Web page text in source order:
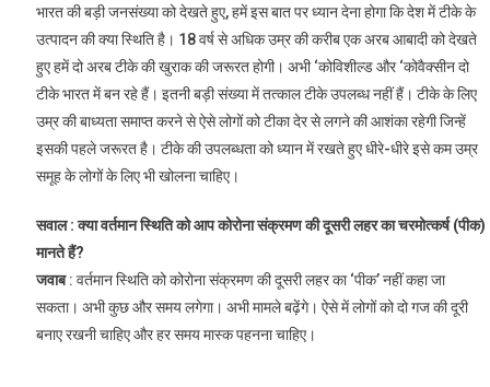
भारत की बड़ी जनसंख्या को देखते हुए, हमें इस बात पर ध्यान देना होगा कि देश में टीके के
उत्पादन की क्या स्थिति है। 18 वर्ष से अधिक उम्र की करीब एक अरब आबादी को देखते
हुए हमें दो अरब टीके की खुराक की जरूरत होगी। अभी ‘कोविशील्ड और ‘कोवैक्सीन दो
टीके भारत में बन रहे हैं। इतनी बड़ी संख्या में तत्काल टीके उपलब्ध नहीं हैं। टीके के लिए
उम्र की बाध्यता समाप्त करने से ऐसे लोगों को टीका देर से लगने की आशंका रहेगी जिन्हें
इसकी पहले जरूरत है। टीके की उपलब्धता को ध्यान में रखते हुए धीरे-धीरे इसे कम उम्र
समूह के लोगों के लिए भी खोलना चाहिए।
सवाल : क्या वर्तमान स्थिति को आप कोरोना संक्रमण की दूसरी लहर का चरमोत्कर्ष (पीक)
मानते हैं?
जवाब: वर्तमान स्थिति को कोरोना संक्रमण की दूसरी लहर का ‘पीक’ नहीं कहा जा
सकता। अभी कुछ और समय लगेगा। अभी मामले बढ़ेंगे। ऐसे में लोगों को दो गज की दूरी
बनाए रखनी चाहिए और हर समय मास्क पहनना चाहिए।